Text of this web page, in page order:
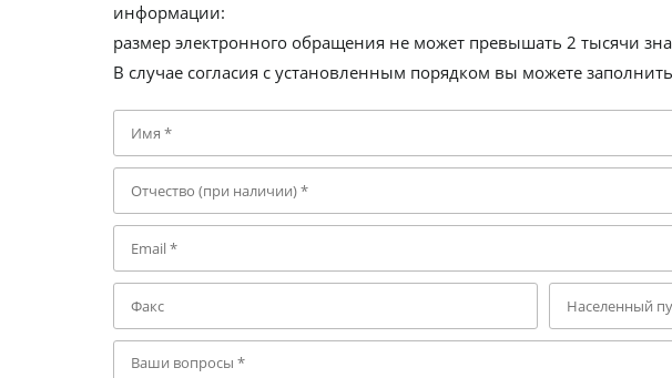
информации:
размер электронного обращения не может превышать 2 тысячи
В случае согласия с установленным порядком вы можете